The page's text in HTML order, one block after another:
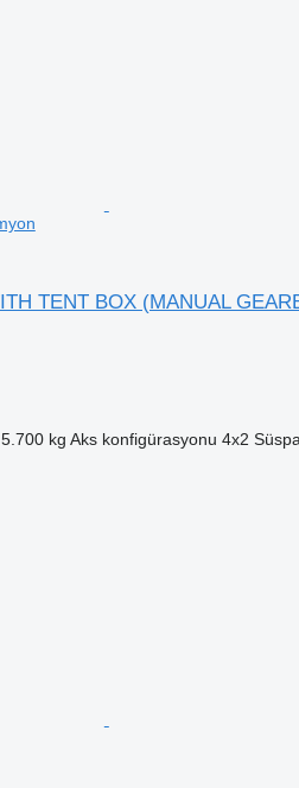
TENT BOX (MANUAL
5.700 kg Aks konfigürasyonu 4x2